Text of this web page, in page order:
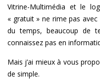
Vitrine-Multimédia et le
« gratuit » ne rime pas
du temps, beaucoup de
connaissez pas en
Mais j’ai mieux à vous
de simple.